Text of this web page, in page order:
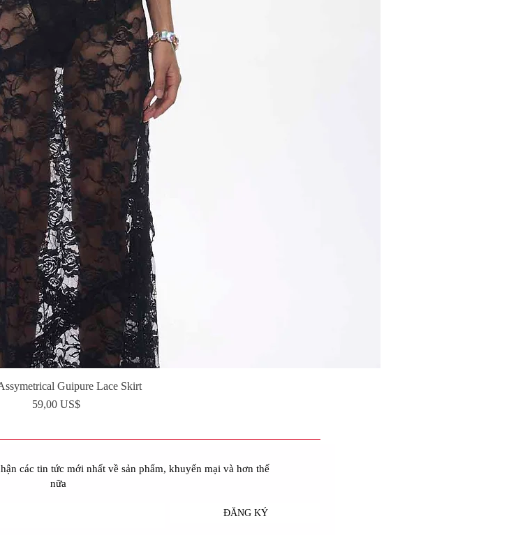
Xem nhanhGuipure Lace Skirt
Giá
59,00 US$
các tin tức mới nhất về sản phẩm, khuyến mại và hơn thế
nữa
ĐĂNG KÝ